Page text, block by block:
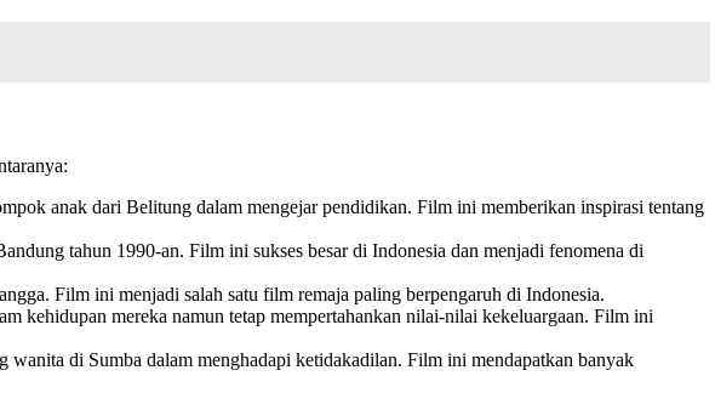
anak dari Belitung dalam mengejar pendidikan. Film ini memberikan inspirasi tentang
tahun 1990-an. Film ini sukses besar di Indonesia dan menjadi fenomena di
Film ini menjadi salah satu film remaja paling berpengaruh di Indonesia.
kehidupan mereka namun tetap mempertahankan nilai-nilai kekeluargaan. Film ini
wanita di Sumba dalam menghadapi ketidakadilan. Film ini mendapatkan banyak